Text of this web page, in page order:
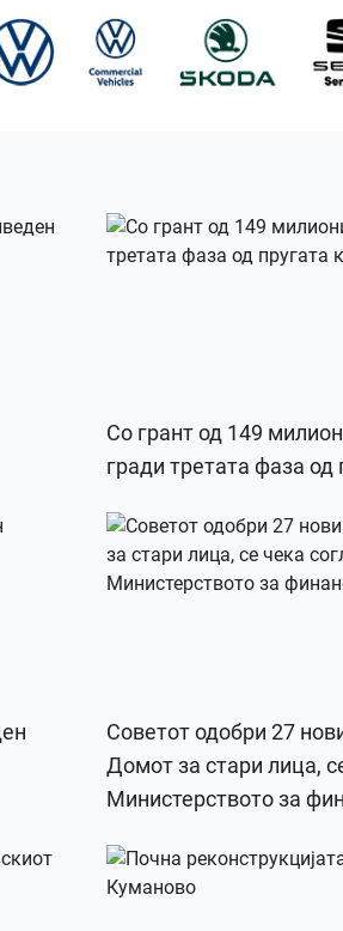
Со грант од 149
гради третата фаза од
Советот одобри 27
Домот за стари лица,
Министерството за